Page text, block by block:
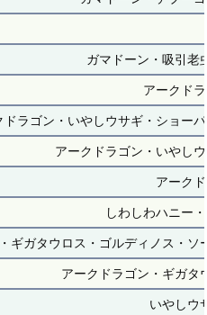
ガマドーン・吸引老
アークド
ドラゴン・いやしウサギ・ショー
アークドラゴン・いやし
アーク
しわしわハニー
ギガタウロス・ゴルディノス・
アークドラゴン・ギガタ
いやしウ